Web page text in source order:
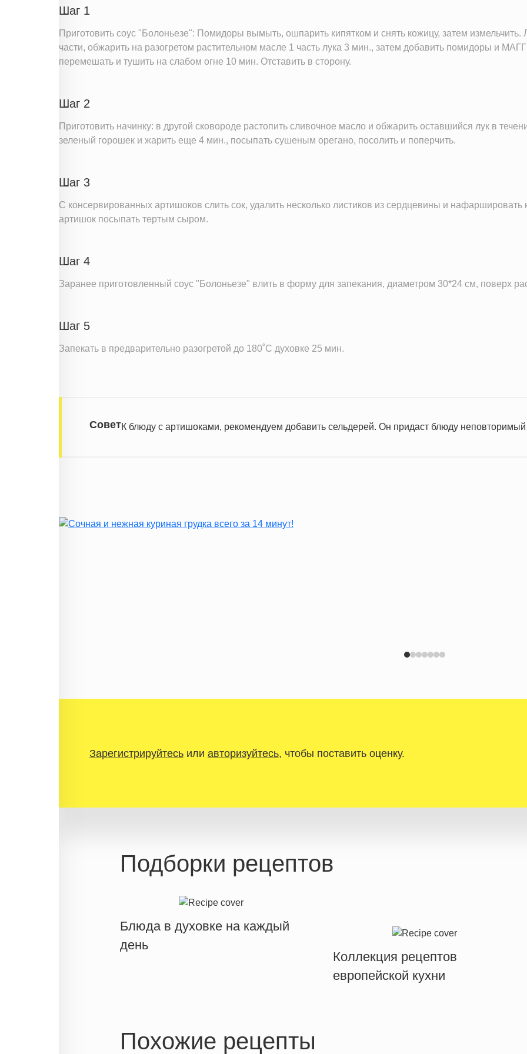
Шаг 1
Приготовить соус "Болоньезе": Помидоры вымыть, ошпарить кипятком и снять кожицу, затем измельчить.
части, обжарить на разогретом растительном масле 1 часть лука 3 мин., затем добавить помидоры и
перемешать и тушить на слабом огне 10 мин. Отставить в сторону.
Шаг 2
Приготовить начинку: в другой сковороде растопить сливочное масло и обжарить оставшийся лук в
зеленый горошек и жарить еще 4 мин., посыпать сушеным орегано, посолить и поперчить.
Шаг 3
С консервированных артишоков слить сок, удалить несколько листиков из сердцевины и
артишок посыпать тертым сыром.
Шаг 4
Заранее приготовленный соус "Болоньезе" влить в форму для запекания, диаметром 30*24 см, поверх
Шаг 5
Запекать в предварительно разогретой до 180˚C духовке 25 мин.
СоветК блюду с артишоками, рекомендуем добавить сельдерей. Он придаст блюду
Зарегистрируйтесьили авторизуйтесь, чтобы поставить оценку.
Подборки рецептов
Блюда в духовке на каждый
день
Коллекция рецептов
европейской кухни
Похожие рецепты